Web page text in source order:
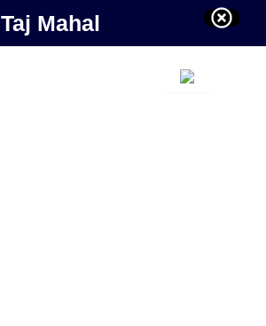
Taj Mahal